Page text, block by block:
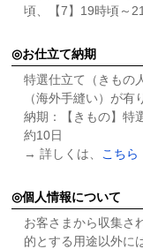
頃、【7】19時頃～
お仕立て納期
特選仕立て（きもの
（海外手縫い）が有
納期：【きもの】特
約10日
→ 詳しくは、
こちら
個人情報について
お客さまから収集さ
的とする用途以外に